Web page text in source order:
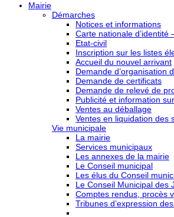
Mairie
Démarches
Notices et informations
Carte nationale d’identité
Etat-civil
Inscription sur les listes
Accueil du nouvel arrivant
Demande d’organisation
Demande de certificats
Demande de relevé de
Publicité et information
Ventes au déballage
Ventes en liquidation des
Vie municipale
La mairie
Services municipaux
Les annexes de la mairie
Le Conseil municipal
Les élus du Conseil
Le Conseil Municipal des
Comptes rendus, procès
Tribunes d’expression